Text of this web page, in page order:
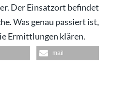
Der Einsatzort befindet
Was genau passiert ist,
Ermittlungen klären.
mail